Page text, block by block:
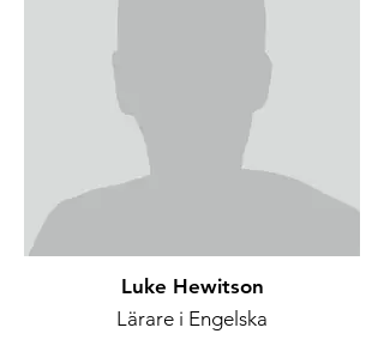
Luke Hewitson
Lärare i Engelska